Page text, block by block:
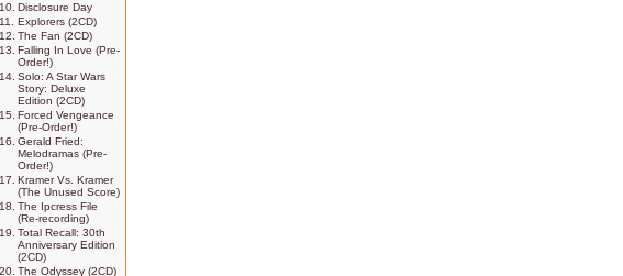
10. Disclosure Day
11.
Explorers (2CD)
12. The Fan (2CD)
13. Falling In Love (Pre-
Order!)
14. Solo: A Star Wars
Story: Deluxe
Edition (2CD)
15. Forced Vengeance
(Pre-Order!)
16. Gerald Fried:
Melodramas (Pre-
Order!)
17. Kramer Vs. Kramer
(The Unused Score)
18. The Ipcress File
(Re-recording)
19. Total Recall: 30th
Anniversary Edition
(2CD)
20. The Odyssey (2CD)